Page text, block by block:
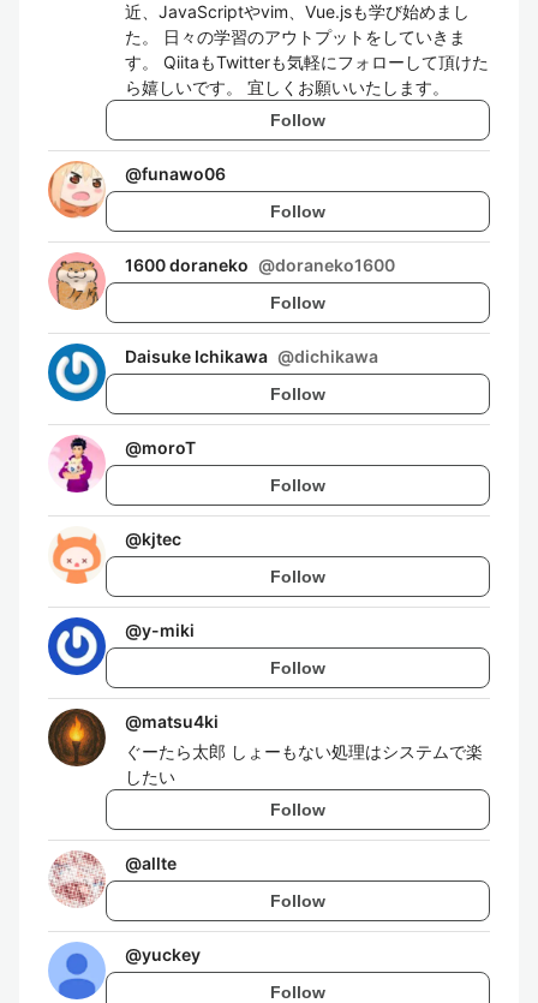
近、JavaScriptやvim、Vue.jsも学び始めまし
た。 日々の学習のアウトプットをしていきま
す。 QiitaもTwitterも気軽にフォローして頂けた
ら嬉しいです。 宜しくお願いいたします。
Follow
@funawo06
Follow
1600 doraneko @doraneko1600
Follow
Daisuke Ichikawa @dichikawa
Follow
@moroT
Follow
@kjtec
Follow
@y-miki
Follow
@matsu4ki
ぐーたら太郎 しょーもない処理はシステムで楽
したい
Follow
@allte
Follow
@yuckey
Follow